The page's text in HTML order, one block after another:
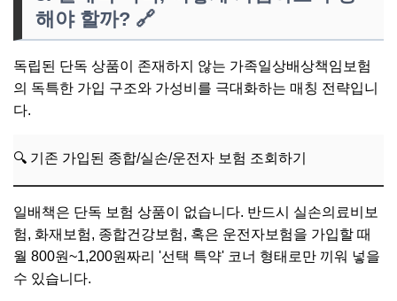
해야 할까? 🔗
독립된 단독 상품이 존재하지 않는 가족일상배상책임보험
의 독특한 가입 구조와 가성비를 극대화하는 매칭 전략입니
다.
🔍 기존 가입된 종합/실손/운전자 보험 조회하기
일배책은 단독 보험 상품이 없습니다. 반드시 실손의료비보
험, 화재보험, 종합건강보험, 혹은 운전자보험을 가입할 때
월 800원~1,200원짜리 '선택 특약' 코너 형태로만 끼워 넣을
수 있습니다.